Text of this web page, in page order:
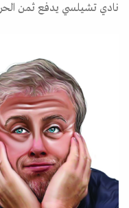
نادي تشيلسي يدفع ثمن